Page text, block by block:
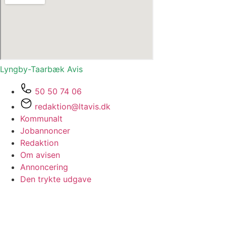
Lyngby-Taarbæk Avis
50 50 74 06
redaktion@ltavis.dk
Kommunalt
Jobannoncer
Redaktion
Om avisen
Annoncering
Den trykte udgave